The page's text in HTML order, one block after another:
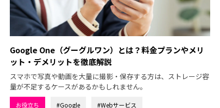
Google One（グーグルワン）とは？料金プランやメリ
ット・デメリットを徹底解説
スマホで写真や動画を大量に撮影・保存する方は、ストレージ容
量が不足するケースがあるかもしれません。
お役立ち #Google #Webサービス